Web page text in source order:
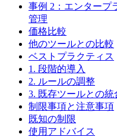
事例 2：エンタープ
管理
価格比較
他のツールとの比較
ベストプラクティス
1. 段階的導入
2. ルールの調整
3. 既存ツールとの統
制限事項と注意事項
既知の制限
使用アドバイス